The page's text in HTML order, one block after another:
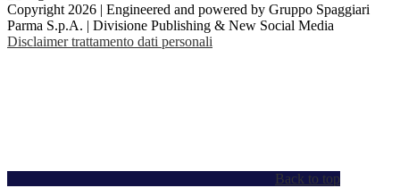
Copyright 2026 | Engineered and powered by Gruppo Spaggiari
Parma S.p.A. | Divisione Publishing & New Social Media
Disclaimer trattamento dati personali
Back to top